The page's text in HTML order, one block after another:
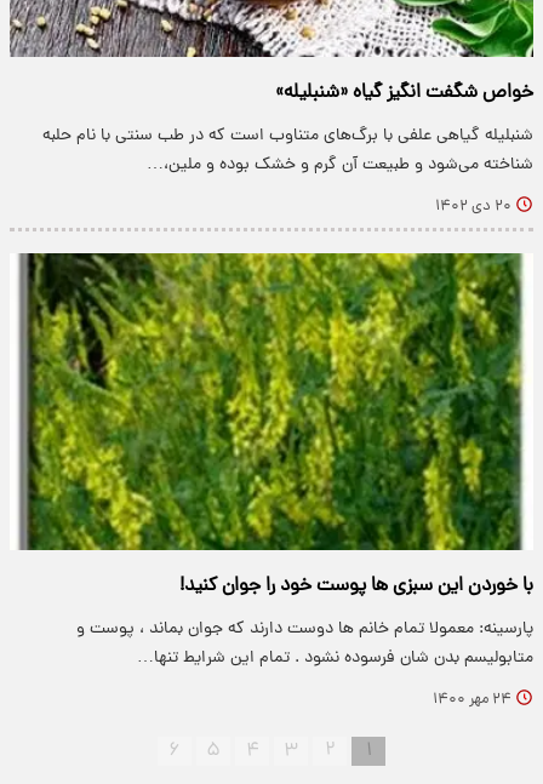
خواص شگفت انگیز گیاه «شنبلیله»
شنبلیله گیاهی علفی با برگ‌های متناوب است که در طب سنتی با نام حلبه
شناخته می‌شود و طبیعت آن گرم و خشک بوده و ملین،…
۲۰ دی ۱۴۰۲
با خوردن این سبزی ها پوست خود را جوان کنید!
پارسینه: معمولا تمام خانم ها دوست دارند که جوان بماند ، پوست و
متابوليسم بدن شان فرسوده نشود . تمام اين شرايط تنها…
۲۴ مهر ۱۴۰۰
۱ ۲ ۳ ۴ ۵ ۶